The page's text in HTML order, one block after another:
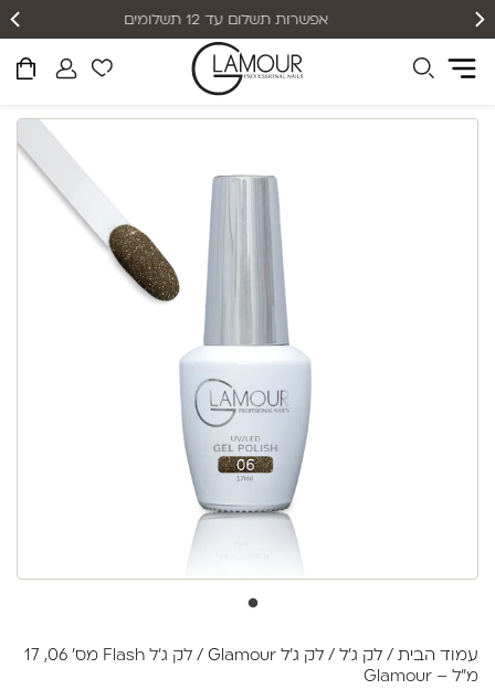
אפשרות תשלום עד 12 תשלומים
עמוד הבית / לק ג'ל / לק ג'ל Glamour
/ לק ג’ל Flash מס' 06, 17
מ”ל – Glamour